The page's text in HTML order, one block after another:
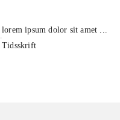
lorem ipsum dolor sit amet ...
Tidsskrift